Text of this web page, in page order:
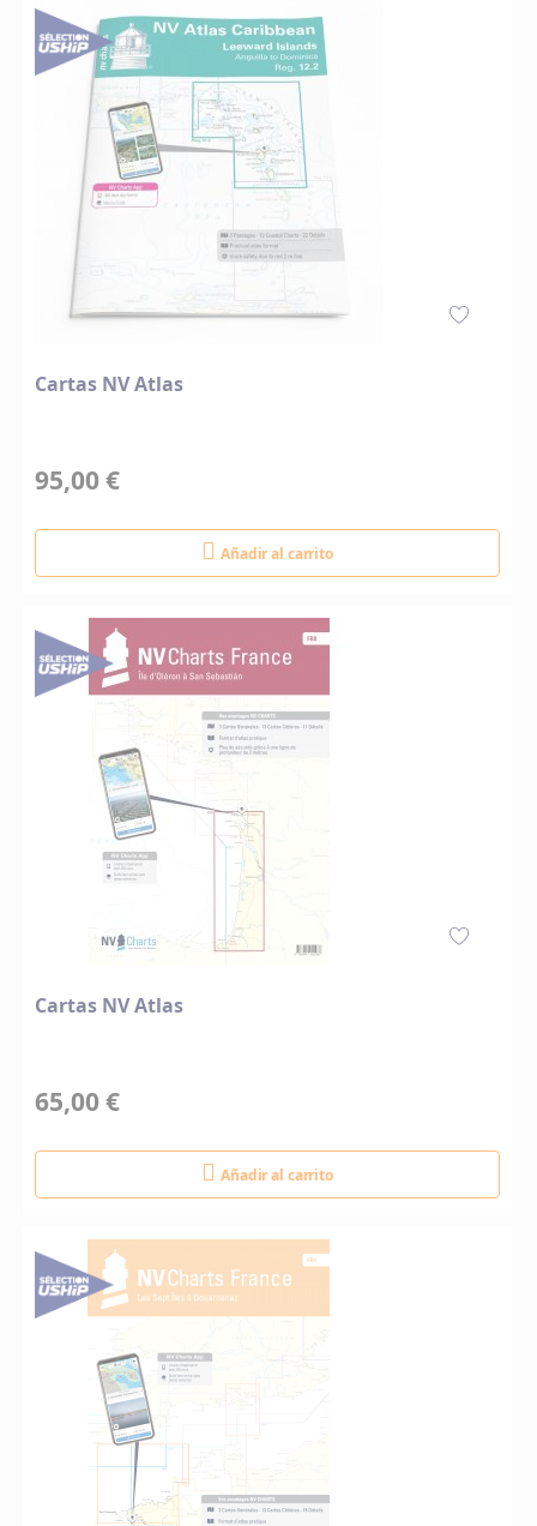
Cartas NV Atlas
95,00 €
Añadir al carrito
Cartas NV Atlas
65,00 €
Añadir al carrito